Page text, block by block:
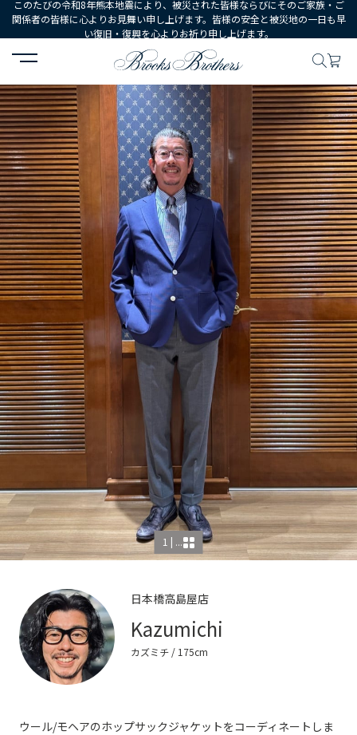
このたびの令和8年熊本地震により、被災された皆様ならびにそのご家族・ご
関係者の皆様に心よりお見舞い申し上げます。皆様の安全と被災地の一日も早
い復旧・復興を心よりお祈り申し上げます。
HOME コーディネート コーディネート詳細
1 | ...
日本橋高島屋店
Kazumichi
カズミチ/ 175cm
ウール/モヘアのホップサックジャケットをコーディネートしま